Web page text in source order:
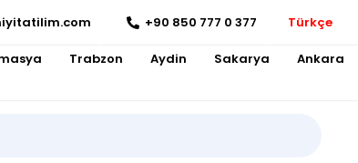
+90 850 777 0 377 Türkçe
Trabzon Aydin Sakarya Ankara